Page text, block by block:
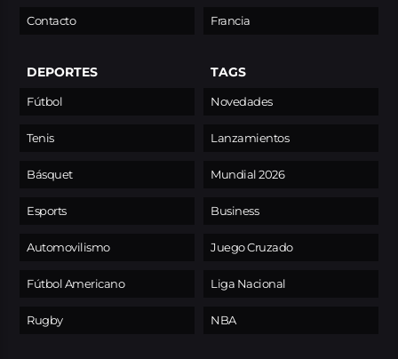
Contacto Francia
DEPORTES
Fútbol
Tenis
Básquet
Esports
Automovilismo
Fútbol Americano
Rugby
TAGS
Novedades
Lanzamientos
Mundial 2026
Business
Juego Cruzado
Liga Nacional
NBA